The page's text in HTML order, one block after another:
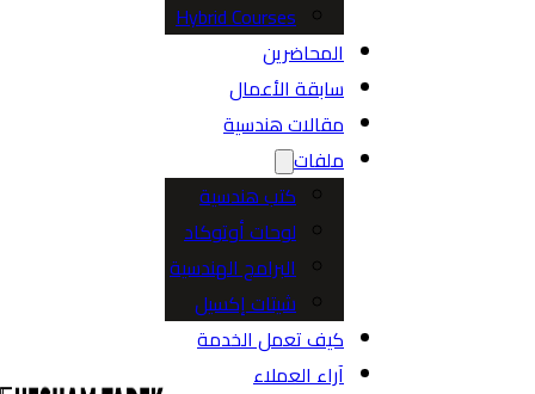
Hybrid Courses
المحاضرين
سابقة الأعمال
مقالات هندسية
ملفات
كتب هندسية
لوحات أوتوكاد
البرامج الهندسية
شيتات إكسيل
كيف تعمل الخدمة
آراء العملاء